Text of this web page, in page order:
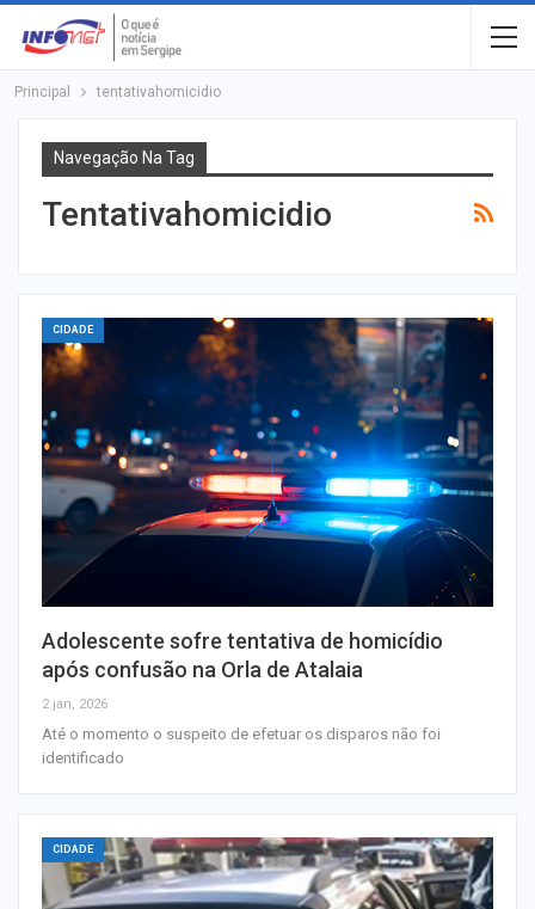
Principal tentativahomicidio
Navegação Na Tag
Tentativahomicidio
CIDADE
Adolescente sofre tentativa de homicídio
após confusão na Orla de Atalaia
2 jan, 2026
Até o momento o suspeito de efetuar os disparos não foi
identificado
CIDADE